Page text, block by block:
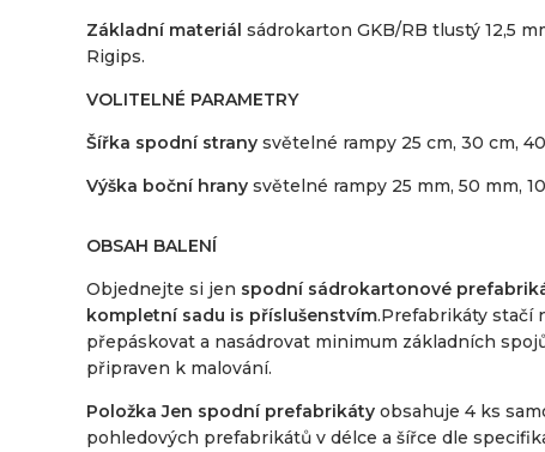
Základní materiál sádrokarton GKB/RB tlustý 12,5
Rigips.
VOLITELNÉ PARAMETRY
Šířka spodní stranysvětelné rampy 25 cm, 30 cm,
Výška boční hranysvětelné rampy 25 mm, 50 mm,
OBSAH BALENÍ
Objednejte si jen spodní sádrokartonové
kompletní sadu is příslušenstvím.Prefabrikáty stačí
přepáskovat a nasádrovat minimum základních
připraven k malování.
Položka Jen spodní prefabrikátyobsahuje 4 ks
pohledových prefabrikátů v délce a šířce dle